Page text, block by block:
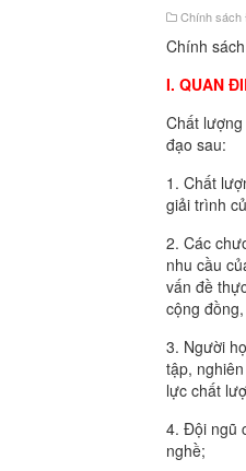
Chính sách
Chính
I. QUAN
Chất
đạo sau:
1. Chất
giải trình
2. Các
nhu cầu
vấn đề
cộng
3. Người
tập,
lực chất
4. Đội ngũ
nghề;